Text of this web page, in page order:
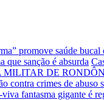
promove saúde bucal
que sanção é absurda
MILITAR DE
contra crimes de
fantasma gigante é